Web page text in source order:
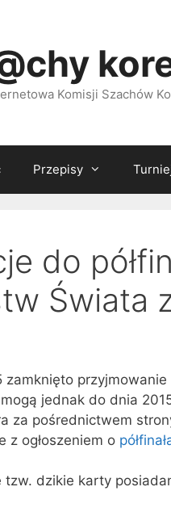
Komisji Szachów
Przepisy
do
Świata
przyjmowanie
jednak do dnia
za pośrednictwem
z ogłoszeniem o
tzw. dzikie karty